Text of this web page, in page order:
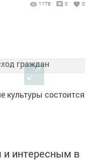
1178 0 0
культуры состоится
интересным в